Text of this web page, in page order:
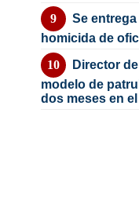
Se
homicida de
Director
modelo de
dos meses en